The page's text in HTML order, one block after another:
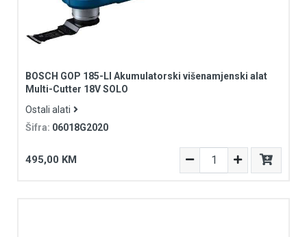
BOSCH GOP 185-LI Akumulatorski višenamjenski alat
Multi-Cutter 18V SOLO
Ostali alati
Šifra: 06018G2020
495,00 KM